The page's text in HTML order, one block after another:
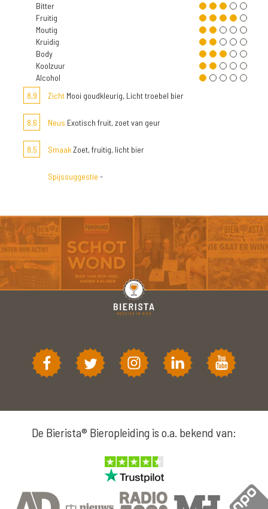
Bitter
Fruitig
Moutig
Kruidig
Body
Koolzuur
Alcohol
8,9
Zicht Mooi goudkleurig, Licht troebel bier
8,6 Neus Exotisch fruit, zoet van geur
8,5 SmaakZoet, fruitig, licht bier
Spijssuggestie -
De Bierista® Bieropleiding is o.a. bekend van: